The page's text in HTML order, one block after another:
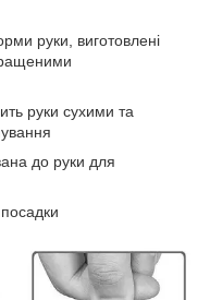
руки, виготовлені
руки сухими та
до руки для